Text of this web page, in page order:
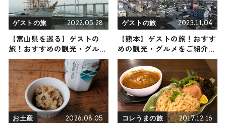
ゲストの旅 2022.05.28
【富山県を巡る】ゲストの
旅！おすすめの観光・グルメ
をご紹介
ゲストの旅 2023.11.04
【熊本】ゲストの旅！おすす
めの観光・グルメをご紹介
2023年11月4日放送
お土産 2026.08.05 コレうまの旅 2017.12.16